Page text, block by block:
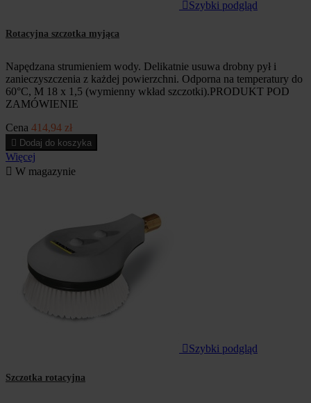
 Szybki podgląd
Rotacyjna szczotka myjąca
Napędzana strumieniem wody. Delikatnie usuwa drobny pył i
zanieczyszczenia z każdej powierzchni. Odporna na temperatury do
60°C, M 18 x 1,5 (wymienny wkład szczotki).PRODUKT POD
ZAMÓWIENIE
Cena 414,94 zł
 Dodaj do koszyka
Więcej
 W magazynie
 Szybki podgląd
Szczotka rotacyjna